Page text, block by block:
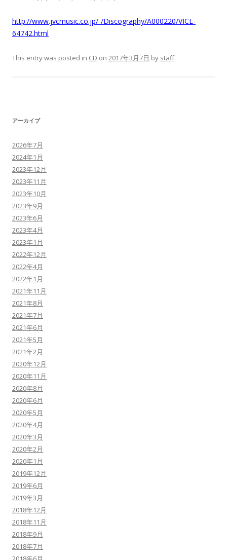
http://www.jvcmusic.co.jp/-/Discography/A000220/VICL-
64742.html
This entry was posted in CD on 2017年3月7日 by staff.
アーカイブ
2026年7月
2024年1月
2023年12月
2023年11月
2023年10月
2023年9月
2023年6月
2023年4月
2023年1月
2022年12月
2022年4月
2022年1月
2021年11月
2021年8月
2021年7月
2021年6月
2021年5月
2021年2月
2020年12月
2020年11月
2020年8月
2020年6月
2020年5月
2020年4月
2020年3月
2020年2月
2020年1月
2019年12月
2019年6月
2019年3月
2018年12月
2018年11月
2018年9月
2018年7月